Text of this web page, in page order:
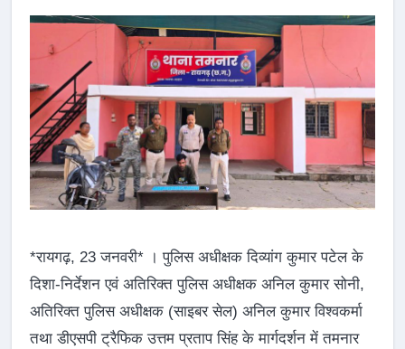
*रायगढ़, 23 जनवरी* । पुलिस अधीक्षक दिव्यांग कुमार पटेल के
दिशा-निर्देशन एवं अतिरिक्त पुलिस अधीक्षक अनिल कुमार सोनी,
अतिरिक्त पुलिस अधीक्षक (साइबर सेल) अनिल कुमार विश्वकर्मा
तथा डीएसपी ट्रैफिक उत्तम प्रताप सिंह के मार्गदर्शन में तमनार